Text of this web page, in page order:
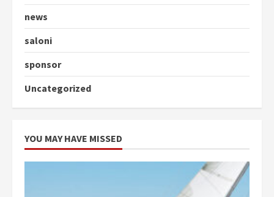
news
saloni
sponsor
Uncategorized
YOU MAY HAVE MISSED